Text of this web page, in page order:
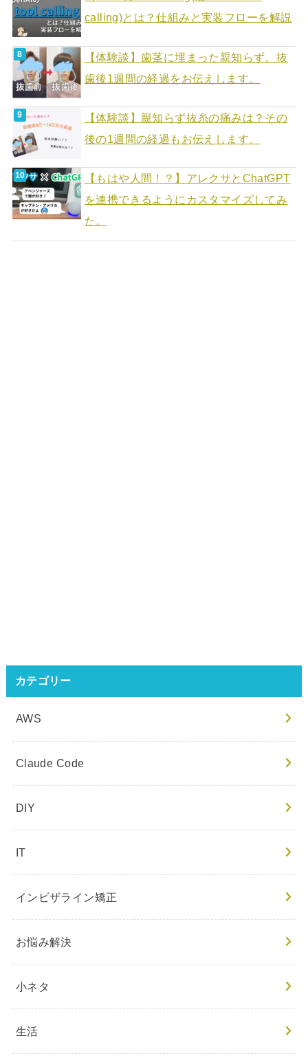
calling)とは？仕組みと実装フローを解説
【体験談】歯茎に埋まった親知らず。抜
歯後1週間の経過をお伝えします。
【体験談】親知らず抜糸の痛みは？その
後の1週間の経過もお伝えします。
【もはや人間！？】アレクサとChatGPT
を連携できるようにカスタマイズしてみ
た。
カテゴリー
AWS
Claude Code
DIY
IT
インビザライン矯正
お悩み解決
小ネタ
生活